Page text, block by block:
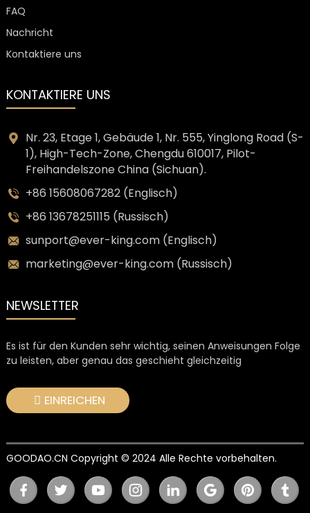
FAQ
Nachricht
Kontaktiere uns
KONTAKTIERE UNS
Nr. 23, Etage 1, Gebäude 1, Nr. 555, Yinglong Road (S-
1), High-Tech-Zone, Chengdu 610017, Pilot-
Freihandelszone China (Sichuan).
+86 15608067282 (Englisch)
+86 13678251115 (Russisch)
sunport@ever-king.com (Englisch)
marketing@ever-king.com (Russisch)
NEWSLETTER
Es ist für den Kunden sehr wichtig, seinen Anweisungen Folge
zu leisten, aber genau das geschieht gleichzeitig
EINREICHEN
GOODAO.CN Copyright © 2024 Alle Rechte vorbehalten.